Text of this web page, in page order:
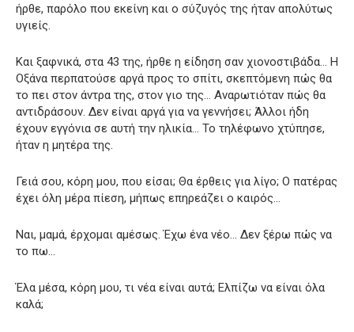
ήρθε, παρόλο που εκείνη και ο σύζυγός της ήταν απολύτως
υγιείς.
Και ξαφνικά, στα 43 της, ήρθε η είδηση σαν χιονοστιβάδα… Η
Οξάνα περπατούσε αργά προς το σπίτι, σκεπτόμενη πώς θα
το πει στον άντρα της, στον γιο της… Αναρωτιόταν πώς θα
αντιδράσουν. Δεν είναι αργά για να γεννήσει; Άλλοι ήδη
έχουν εγγόνια σε αυτή την ηλικία… Το τηλέφωνο χτύπησε,
ήταν η μητέρα της.
Γειά σου, κόρη μου, που είσαι; Θα έρθεις για λίγο; Ο πατέρας
έχει όλη μέρα πίεση, μήπως επηρεάζει ο καιρός…
Ναι, μαμά, έρχομαι αμέσως. Έχω ένα νέο… Δεν ξέρω πώς να
το πω…
Έλα μέσα, κόρη μου, τι νέα είναι αυτά; Ελπίζω να είναι όλα
καλά;